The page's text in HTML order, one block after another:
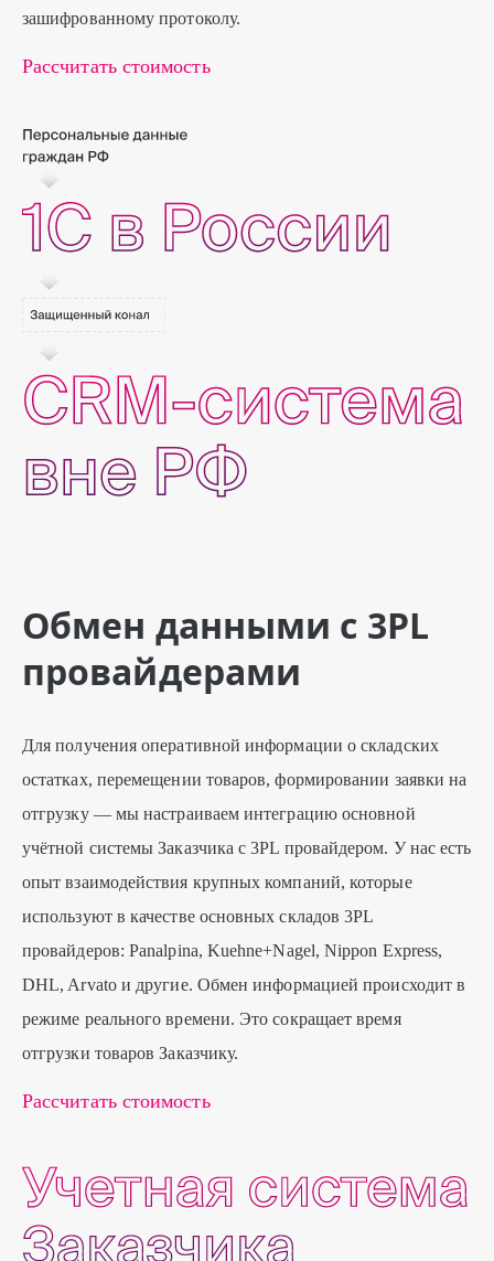
зашифрованному протоколу.
Рассчитать стоимость
Обмен данными с 3PL
провайдерами
Для получения оперативной информации о складских
остатках, перемещении товаров, формировании заявки на
отгрузку — мы настраиваем интеграцию основной
учётной системы Заказчика с 3PL провайдером. У нас есть
опыт взаимодействия крупных компаний, которые
используют в качестве основных складов 3PL
провайдеров: Panalpina, Kuehne+Nagel, Nippon Express,
DHL, Arvato и другие. Обмен информацией происходит в
режиме реального времени. Это сокращает время
отгрузки товаров Заказчику.
Рассчитать стоимость